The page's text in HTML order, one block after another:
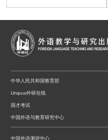
中华人民共和国教育部
Unipus外研在线
国才考试
中国外语与教育研究中心
中国外语测评中心